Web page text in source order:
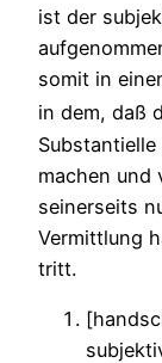
ist der
somit in
in dem, daß
machen und
seinerseits
Vermittlung
tritt.